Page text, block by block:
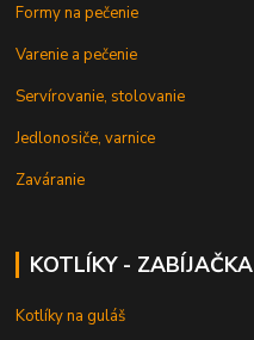
Formy na pečenie
Varenie a pečenie
Servírovanie, stolovanie
Jedlonosiče, varnice
Zaváranie
KOTLÍKY - ZABÍJAČKA
Kotlíky na guláš